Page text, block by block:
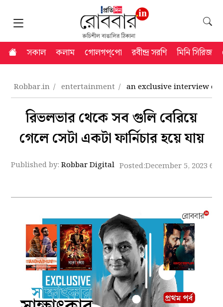
সকাল কলাম গোলগপ্‌পো রবীন্দ্র সরণি মিনি সিরিজ
Robbar.in entertainment an exclusive interview of
রিভলভার থেকে সব গুলি বেরিয়ে
গেলে সেটা একটা ফার্নিচার হয়ে যায়
Published by:Robbar Digital Posted:December 5, 2023